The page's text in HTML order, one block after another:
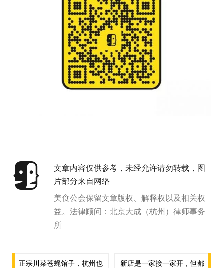
文章内容仅供参考，未经允许请勿转载，图
片部分来自网络
美食公会保留文章版权、解释权以及相关权
益。法律顾问：北京大成（杭州）律师事务
所
正宗川菜苍蝇馆子，杭州也 新店是一家接一家开，但都